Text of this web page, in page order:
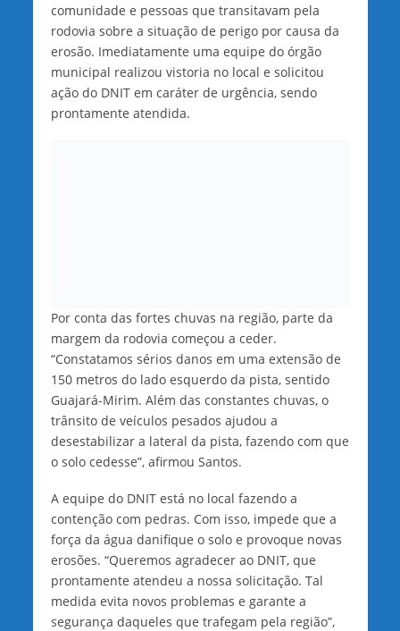
comunidade e pessoas que transitavam pela
rodovia sobre a situação de perigo por causa da
erosão. Imediatamente uma equipe do órgão
municipal realizou vistoria no local e solicitou
ação do DNIT em caráter de urgência, sendo
prontamente atendida.
Por conta das fortes chuvas na região, parte da
margem da rodovia começou a ceder.
“Constatamos sérios danos em uma extensão de
150 metros do lado esquerdo da pista, sentido
Guajará-Mirim. Além das constantes chuvas, o
trânsito de veículos pesados ajudou a
desestabilizar a lateral da pista, fazendo com que
o solo cedesse”, afirmou Santos.
A equipe do DNIT está no local fazendo a
contenção com pedras. Com isso, impede que a
força da água danifique o solo e provoque novas
erosões. “Queremos agradecer ao DNIT, que
prontamente atendeu a nossa solicitação. Tal
medida evita novos problemas e garante a
segurança daqueles que trafegam pela região”,